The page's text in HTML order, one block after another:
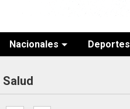
Nacionales Deportes
Salud